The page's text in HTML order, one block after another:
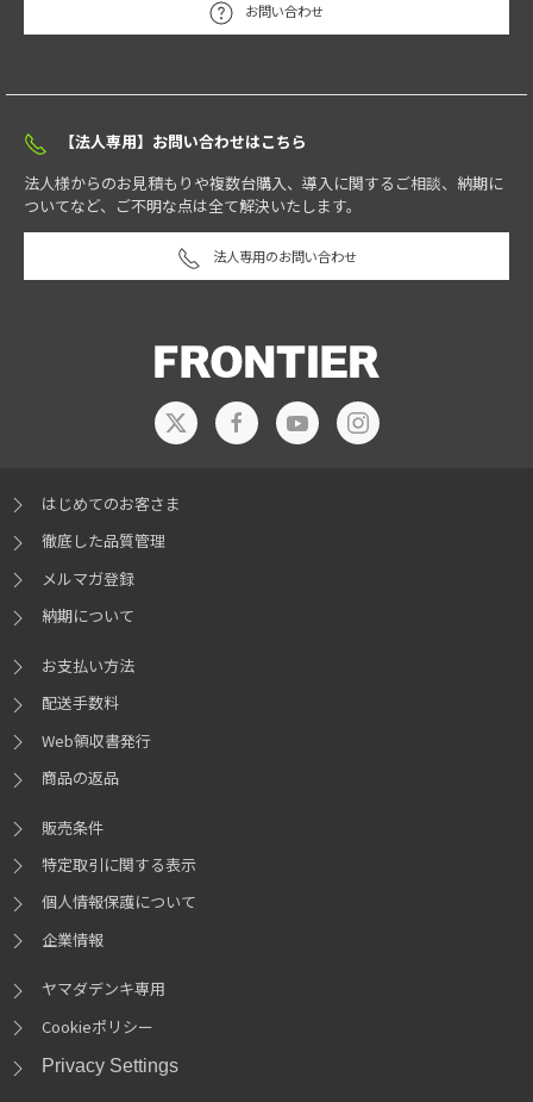
お問い合わせ
【法人専用】お問い合わせはこちら
法人様からのお見積もりや複数台購入、導入に関するご相談、納期に
ついてなど、ご不明な点は全て解決いたします。
法人専用のお問い合わせ
はじめてのお客さま
徹底した品質管理
メルマガ登録
納期について
お支払い方法
配送手数料
Web領収書発行
商品の返品
販売条件
特定取引に関する表示
個人情報保護について
企業情報
ヤマダデンキ専用
Cookieポリシー
Privacy Settings